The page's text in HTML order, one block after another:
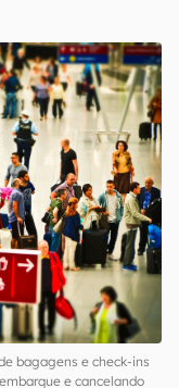
bagagens e check-ins
e cancelando